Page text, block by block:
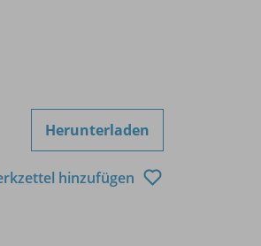
Herunterladen
hinzufügen